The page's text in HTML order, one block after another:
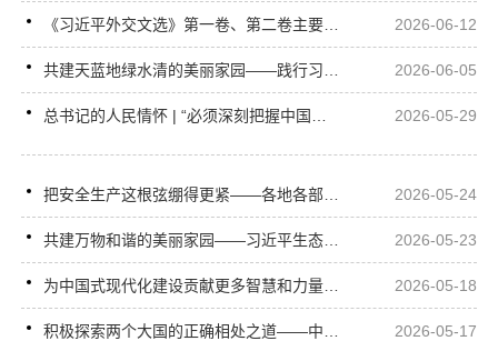
《习近平外交文选》第一卷、第二卷主要篇目介绍 2026-06-12
共建天蓝地绿水清的美丽家园——践行习近平生态文明思想的时代答卷 2026-06-05
总书记的人民情怀 | “必须深刻把握中国式现代化对教育、科技、人才的需求” 2026-05-29
把安全生产这根弦绷得更紧——各地各部门贯彻落实习近平总书记重要指示精神再部署再检查再落实维护人民群众生命财产安全 2026-05-24
共建万物和谐的美丽家园——习近平生态文明思想引领生物多样性保护事业开创新局面 2026-05-23
为中国式现代化建设贡献更多智慧和力量——习近平总书记重要指示为推动哲学社会科学高质量发展指明方向 2026-05-18
积极探索两个大国的正确相处之道——中美元首会晤引发国际社会高度关注 2026-05-17